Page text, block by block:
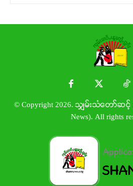
© Copyright 2026. သျှမ်းသံတော်ဆင့်
News). All rights